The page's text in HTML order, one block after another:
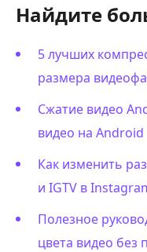
Найдите
5 лучших
размера
Сжатие видео
видео на Android
Как изменить
и IGTV в
Полезное
цвета видео без